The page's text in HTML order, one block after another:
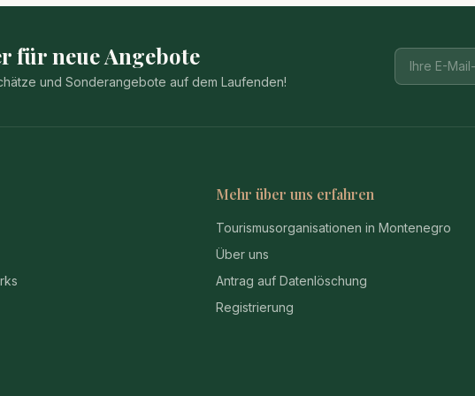
für neue Angebote
und Sonderangebote auf dem Laufenden!
Mehr über uns erfahren
Tourismusorganisationen in Montenegro
Über uns
Antrag auf Datenlöschung
Registrierung